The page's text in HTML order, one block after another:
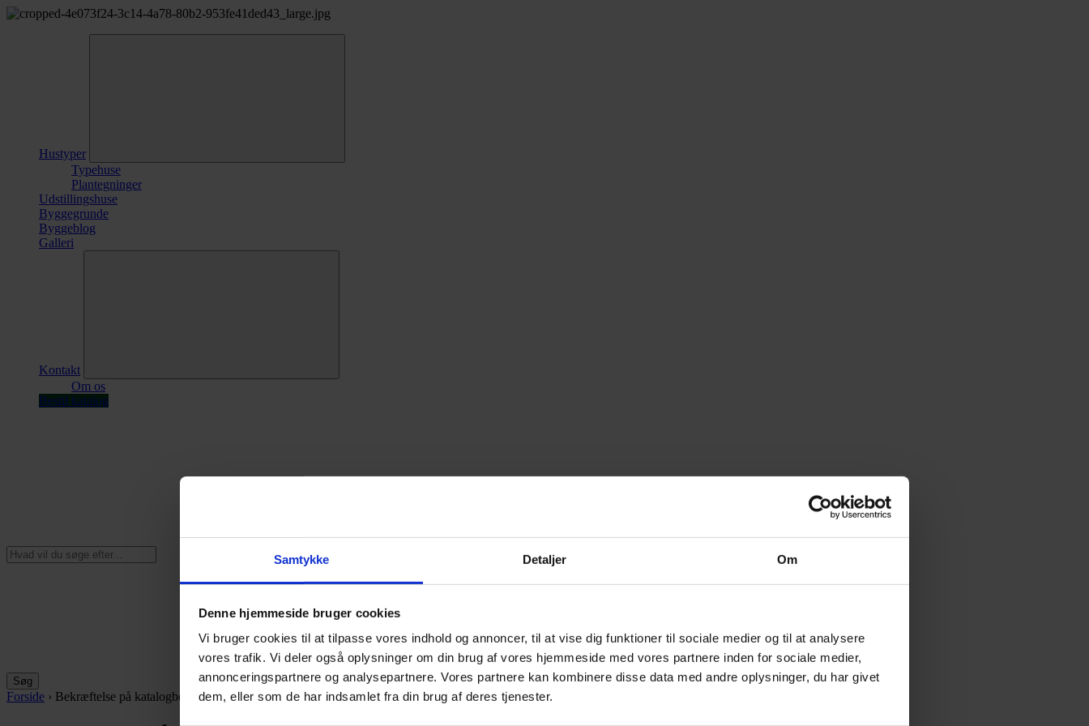
Samtykke Detaljer Om
Denne hjemmeside bruger cookies
Vi bruger cookies til at tilpasse vores indhold og annoncer, til at vise dig funktioner til sociale medier og til at analysere
vores trafik. Vi deler også oplysninger om din brug af vores hjemmeside med vores partnere inden for sociale medier,
annonceringspartnere og analysepartnere. Vores partnere kan kombinere disse data med andre oplysninger, du har givet
dem, eller som de har indsamlet fra din brug af deres tjenester.
Hustyper
Typehuse
Plantegninger
Udstillingshuse
Byggegrunde
Byggeblog
Galleri
Kontakt
Om os
Bestil katalog
MENU
Søg
Forside › Bekræftelse på katalogbestilling